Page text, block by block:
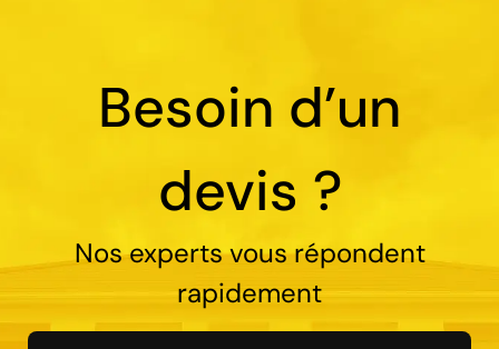
Besoin d’un
devis ?
Nos experts vous répondent
rapidement